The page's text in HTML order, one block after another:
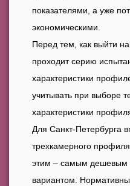
показателями, а уже
экономическими.
Перед тем, как выйти
проходит серию
характеристики
учитывать при выборе
характеристики
Для Санкт-Петербурга
трехкамерного
этим – самым дешевым
вариантом.